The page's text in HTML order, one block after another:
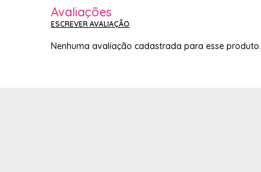
Avaliações
ESCREVER AVALIAÇÃO
Nenhuma avaliação cadastrada para esse produto.